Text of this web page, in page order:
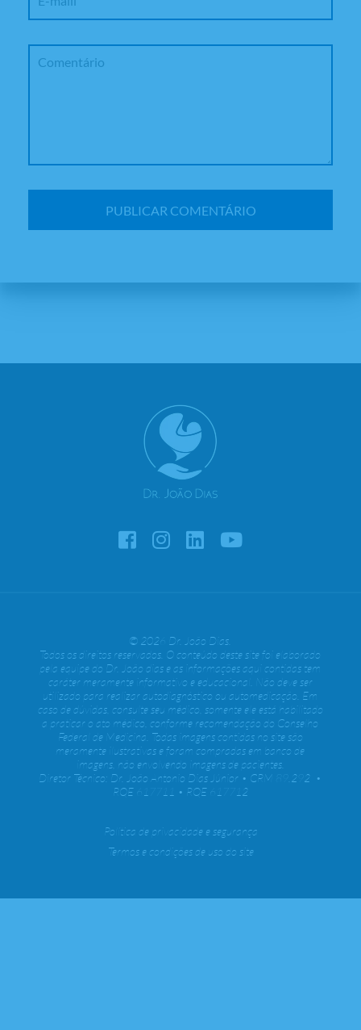
© 2026 Dr. João Dias.
Todos os direitos reservados. O conteúdo deste site foi elaborado
pela equipe do Dr. João dias e as informações aqui contidas tem
caráter meramente informativo e educacional. Não deve ser
utilizado para realizar autodiagnóstico ou automedicação. Em
caso de dúvidas, consulte seu médico, somente ele está habilitado
a praticar o ato médico, conforme recomendação do Conselho
Federal de Medicina. Todas imagens contidas no site são
meramente ilustrativas e foram compradas em banco de
imagens, não envolvendo imagens de pacientes.
Diretor Técnico: Dr. João Antonio Dias Júnior • CRM 89.292 •
RQE 617711 • RQE 617712
Política de privacidade e segurança
Termos e condições de uso do site